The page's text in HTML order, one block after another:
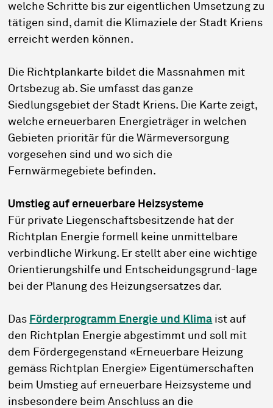
welche Schritte bis zur eigentlichen Umsetzung zu
tätigen sind, damit die Klimaziele der Stadt Kriens
erreicht werden können.
Die Richtplankarte bildet die Massnahmen mit
Ortsbezug ab. Sie umfasst das ganze
Siedlungsgebiet der Stadt Kriens. Die Karte zeigt,
welche erneuerbaren Energieträger in welchen
Gebieten prioritär für die Wärmeversorgung
vorgesehen sind und wo sich die
Fernwärmegebiete befinden.
Umstieg auf erneuerbare Heizsysteme
Für private Liegenschaftsbesitzende hat der
Richtplan Energie formell keine unmittelbare
verbindliche Wirkung. Er stellt aber eine wichtige
Orientierungshilfe und Entscheidungsgrund-lage
bei der Planung des Heizungsersatzes dar.
Das Förderprogramm Energie und Klima ist auf
den Richtplan Energie abgestimmt und soll mit
dem Fördergegenstand «Erneuerbare Heizung
gemäss Richtplan Energie» Eigentümerschaften
beim Umstieg auf erneuerbare Heizsysteme und
insbesondere beim Anschluss an die